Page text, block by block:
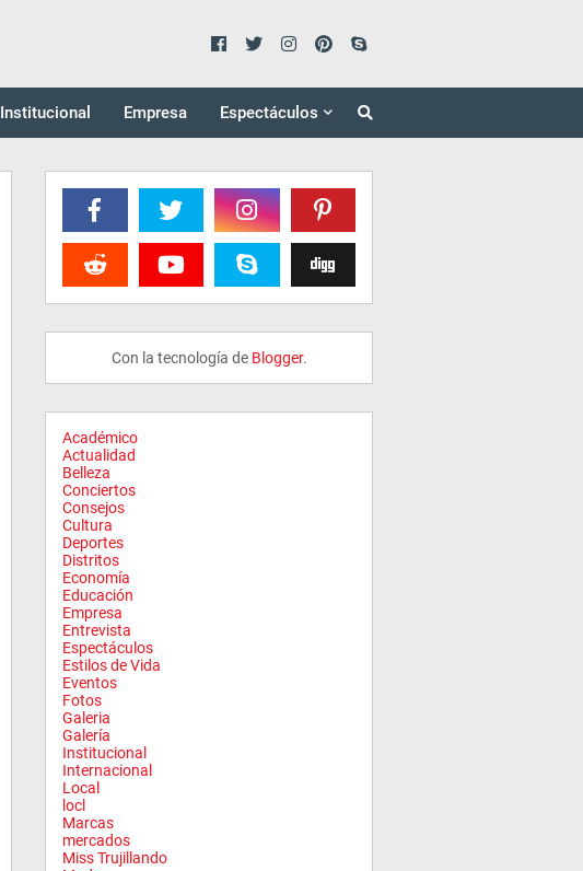
Institucional Empresa Espectáculos
Con la tecnología de Blogger.
Académico
Actualidad
Belleza
Conciertos
Consejos
Cultura
Deportes
Distritos
Economía
Educación
Empresa
Entrevista
Espectáculos
Estilos de Vida
Eventos
Fotos
Galeria
Galería
Institucional
Internacional
Local
locl
Marcas
mercados
Miss Trujillando